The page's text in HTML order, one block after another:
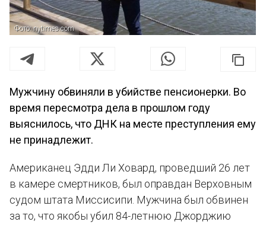
Фото: nytimes.com
Мужчину обвиняли в убийстве пенсионерки. Во
время пересмотра дела в прошлом году
выяснилось, что ДНК на месте преступления ему
не принадлежит.
Американец Эдди Ли Ховард, проведший 26 лет
в камере смертников, был оправдан Верховным
судом штата Миссисипи. Мужчина был обвинен
за то, что якобы убил 84-летнюю Джорджию